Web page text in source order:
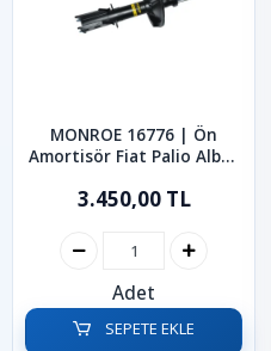
MONROE 16776 | Ön
Amortisör Fiat Palio Albea
3.450,00 TL
Adet
SEPETE EKLE